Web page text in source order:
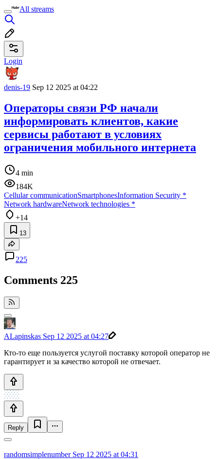
All streams
Login
denis-19 Sep 12 2025 at 04:22
Операторы связи РФ начали
информировать клиентов, какие
сервисы работают в условиях
ограничения мобильного интернета
4 min
184K
Cellular communicationSmartphonesInformation Security *
Network hardwareNetwork technologies *
+14
13
225
Comments 225
ALapinskas Sep 12 2025 at 04:27
Кто-то еще пользуется услугой поставку которой оператор не
гарантирует и за качество которой не отвечает.
Reply
randomsimplenumberSep 12 2025 at 04:31